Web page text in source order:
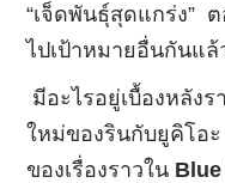
“เจ็ดพันธุ์สุดแกร่ง”
ไปเป้าหมายอื่นกันแ
มีอะไรอยู่เบื้องหลัง
ใหม่ของรินกับยูคิโอะ
ของเรื่องราวใน